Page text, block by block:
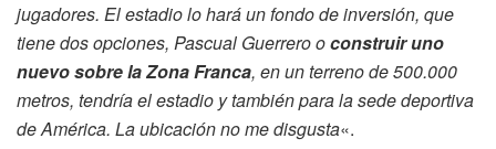
jugadores. El estadio lo hará un fondo de inversión, que
tiene dos opciones, Pascual Guerrero oconstruir uno
nuevo sobre la Zona Franca, en un terreno de 500.000
metros, tendría el estadio y también para la sede deportiva
de América. La ubicación no me disgusta«.